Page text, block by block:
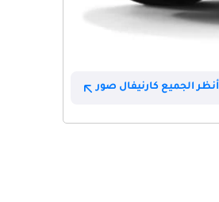
أنظر الجميع كارنيفال صور